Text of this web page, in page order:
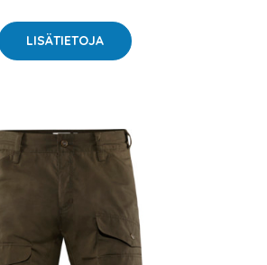
LISÄTIETOJA